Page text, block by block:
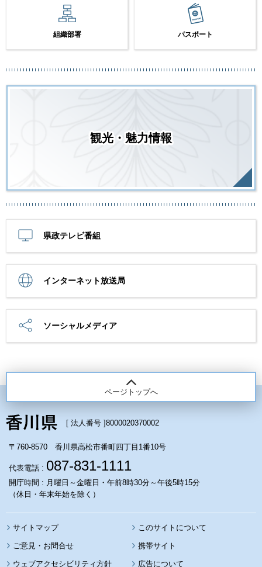
組織部署 パスポート
観光・魅力情報
県政テレビ番組
インターネット放送局
ソーシャルメディア
ページトップへ
[ 法人番号 ]8000020370002
〒760-8570 香川県高松市番町四丁目1番10号
代表電話 : 087-831-1111
開庁時間 : 月曜日～金曜日・午前8時30分～午後5時15分
（休日・年末年始を除く）
サイトマップ このサイトについて
携帯サイト
ウェブアクセシビリティ方針 広告について